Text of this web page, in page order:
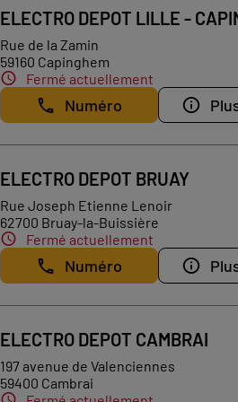
ELECTRO DEPOT LILLE -
Rue de la Zamin
59160 Capinghem
Fermé actuellement
Numéro
ELECTRO DEPOT BRUAY
Rue Joseph Etienne Lenoir
62700 Bruay-la-Buissière
Fermé actuellement
Numéro
ELECTRO DEPOT CAMBRAI
197 avenue de Valenciennes
59400 Cambrai